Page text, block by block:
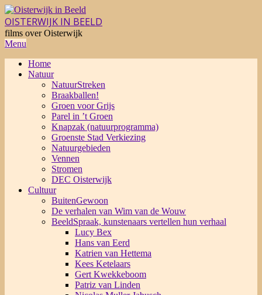
Skip
to
content
OISTERWIJK IN BEELD
films over Oisterwijk
Primary
Menu
Menu
Home
Natuur
NatuurStreken
Braakballen!
Groen voor Grijs
Parel in ’t Groen
Knapzak (natuurprogramma)
Groenste Stad Verkiezing
Natuurgebieden
Vennen
Stromen
DEC Oisterwijk
Cultuur
BuitenGewoon
De verhalen van Wim van de Wouw
BeeldSpraak, kunstenaars vertellen hun verhaal
Lucy Bex
Hans van Eerd
Katrien van Hettema
Kees Ketelaars
Gert Kwekkeboom
Patriz van Linden